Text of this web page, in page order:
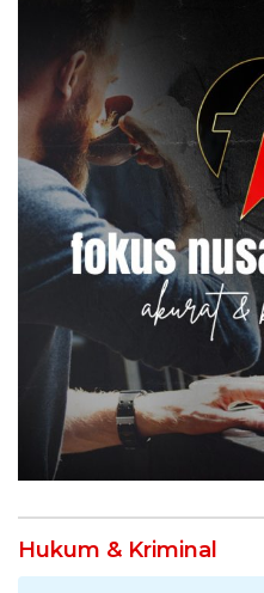
Hukum & Kriminal